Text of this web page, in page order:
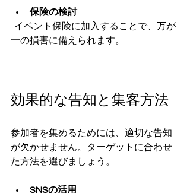
保険の検討
一の損害に備えられます。
効果的な告知と集客方法
参加者を集めるためには、適切な告知
が欠かせません。ターゲットに合わせ
た方法を選びましょう。
SNSの活用